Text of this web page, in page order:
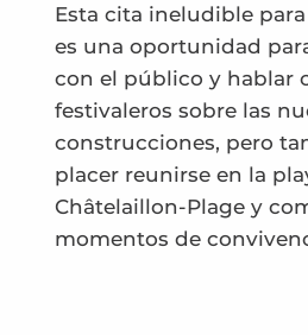
Esta cita ineludible
es una oportunidad
con el público y hablar
festivaleros sobre las
construcciones, pero
placer reunirse en la
Châtelaillon-Plage y
momentos de